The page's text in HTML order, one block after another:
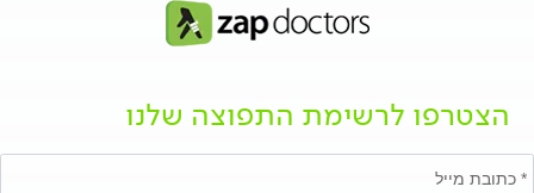
הצטרפו לרשימת התפוצה שלנו